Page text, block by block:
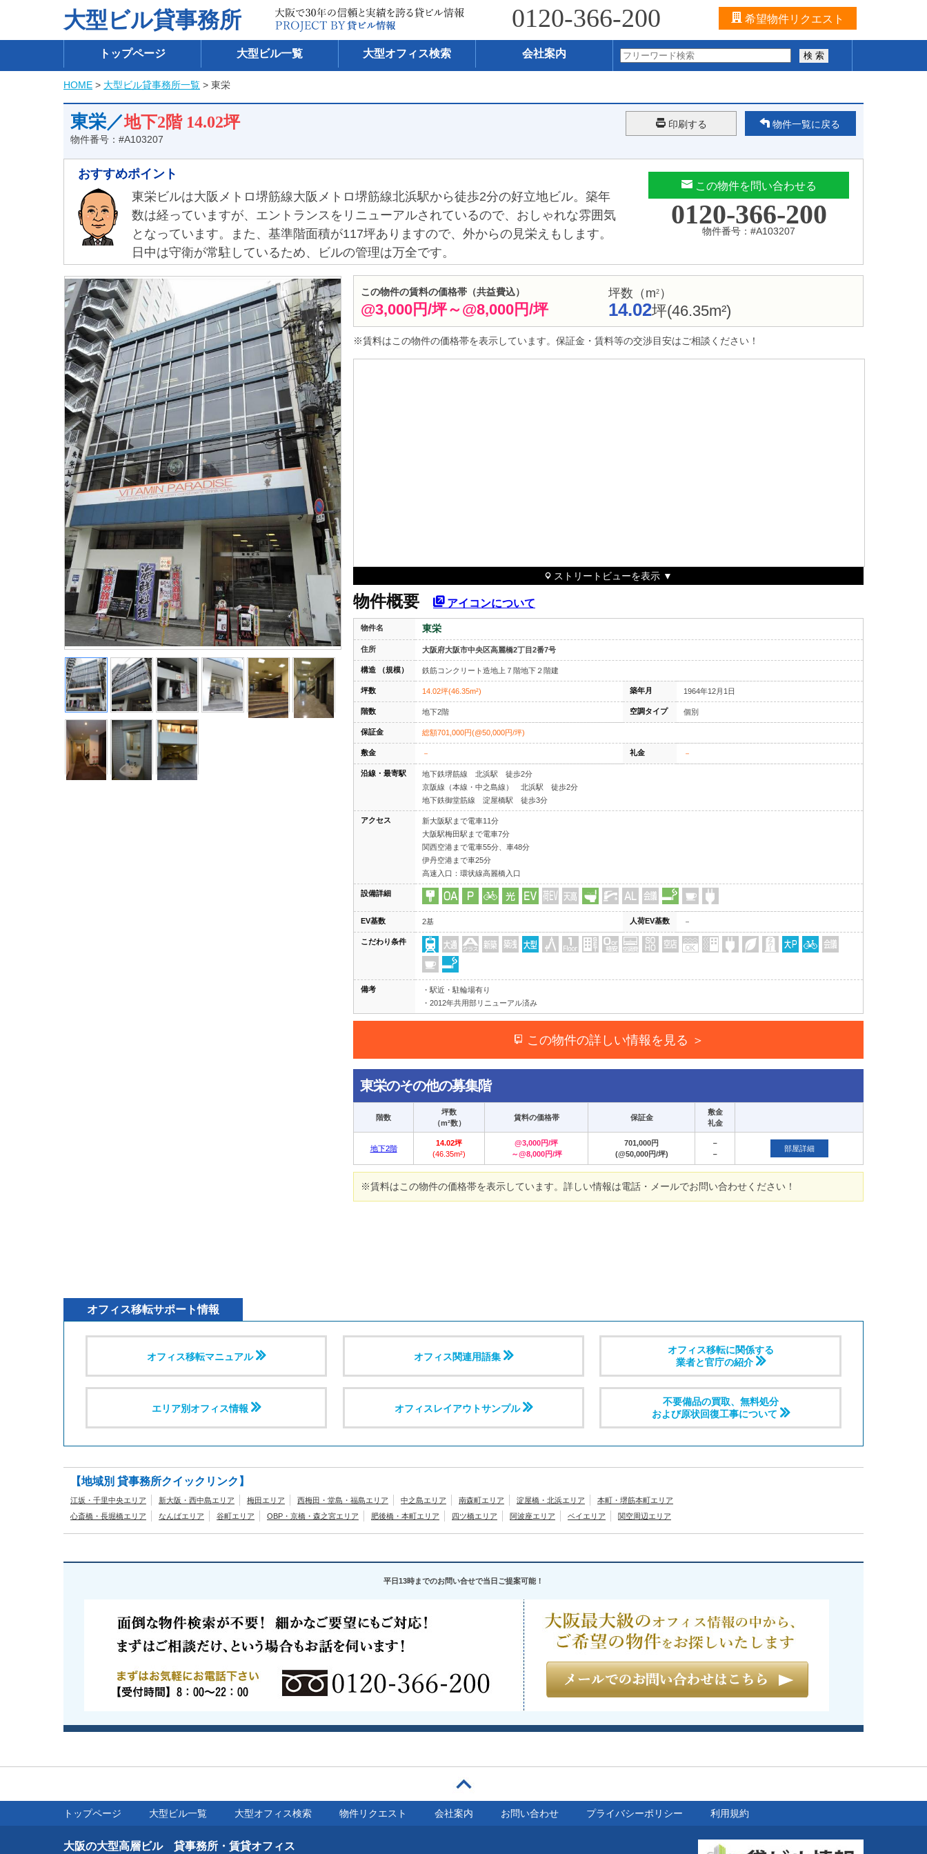
大型ビル貸事務所 0120-366-200 希望物件リクエスト
トップページ 大型ビル一覧 大型オフィス検索 会社案内 検 索
HOME > 大型ビル貸事務所一覧 > 東栄
東栄／地下2階 14.02坪
物件番号：#A103207
物件一覧に戻る
印刷する
おすすめポイント
東栄ビルは大阪メトロ堺筋線大阪メトロ堺筋線北浜駅から徒歩2分の好立地ビル。築年
数は経っていますが、エントランスをリニューアルされているので、おしゃれな雰囲気
となっています。また、基準階面積が117坪ありますので、外からの見栄えもします。
日中は守衛が常駐しているため、ビルの管理は万全です。
この物件を問い合わせる
0120-366-200
物件番号：#A103207
この物件の賃料の価格帯（共益費込）
@3,000円/坪～@8,000円/坪
坪数（m2 ）
14.02坪(46.35m²)
※賃料はこの物件の価格帯を表示しています。保証金・賃料等の交渉目安はご相談ください！
ストリートビューを表示 ▼
物件概要 アイコンについて
物件名 東栄
住所 大阪府大阪市中央区高麗橋2丁目2番7号
構造 （規模） 鉄筋コンクリート造地上７階地下２階建
坪数 14.02坪(46.35m²) 築年月 1964年12月1日
階数 地下2階 空調タイプ 個別
保証金 総額701,000円(@50,000円/坪)
敷金 － 礼金 －
沿線・最寄駅
地下鉄堺筋線 北浜駅 徒歩2分
京阪線（本線・中之島線） 北浜駅 徒歩2分
地下鉄御堂筋線 淀屋橋駅 徒歩3分
アクセス
新大阪駅まで電車11分
大阪駅梅田駅まで電車7分
関西空港まで電車55分、車48分
伊丹空港まで車25分
高速入口：環状線高麗橋入口
設備詳細
EV基数 2基 人荷EV基数 －
こだわり条件
備考
・駅近・駐輪場有り
・2012年共用部リニューアル済み
この物件の詳しい情報を見る ＞
東栄のその他の募集階
階数
坪数
（m²数）
賃料の価格帯 保証金
敷金
礼金
地下2階
14.02坪
(46.35m²)
@3,000円/坪
～@8,000円/坪
701,000円
(@50,000円/坪)
－
－
部屋詳細
※賃料はこの物件の価格帯を表示しています。詳しい情報は電話・メールでお問い合わせください！
オフィス移転サポート情報
オフィス移転マニュアル オフィス関連用語集
オフィス移転に関係する
業者と官庁の紹介
エリア別オフィス情報 オフィスレイアウトサンプル
不要備品の買取、無料処分
および原状回復工事について
【地域別 貸事務所クイックリンク】
江坂・千里中央エリア 新大阪・西中島エリア 梅田エリア 西梅田・堂島・福島エリア 中之島エリア 南森町エリア 淀屋橋・北浜エリア
本町・堺筋本町エリア
心斎橋・長堀橋エリア
なんばエリア 谷町エリア OBP・京橋・森之宮エリア 肥後橋・本町エリア 四ツ橋エリア 阿波座エリア ベイエリア 関空周辺エリア
平日13時までのお問い合せで当日ご提案可能！
トップページ 大型ビル一覧 大型オフィス検索 物件リクエスト 会社案内 お問い合わせ プライバシーポリシー 利用規約
大阪の大型高層ビル 貸事務所・賃貸オフィス